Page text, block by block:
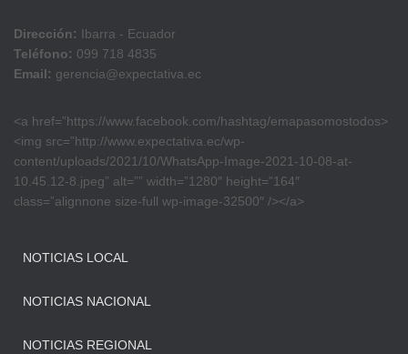
Dirección: Ibarra - Ecuador
Teléfono: 099 718 4835
Email: gerencia@expectativa.ec
<a href=”https://www.facebook.com/hashtag/emapasomostodos>
<img src=”http://www.expectativa.ec/wp-
content/uploads/2021/10/WhatsApp-Image-2021-10-08-at-
10.45.12-8.jpeg” alt=”” width=”1280″ height=”164″
class=”alignnone size-full wp-image-32500″ /></a>
NOTICIAS LOCAL
NOTICIAS NACIONAL
NOTICIAS REGIONAL